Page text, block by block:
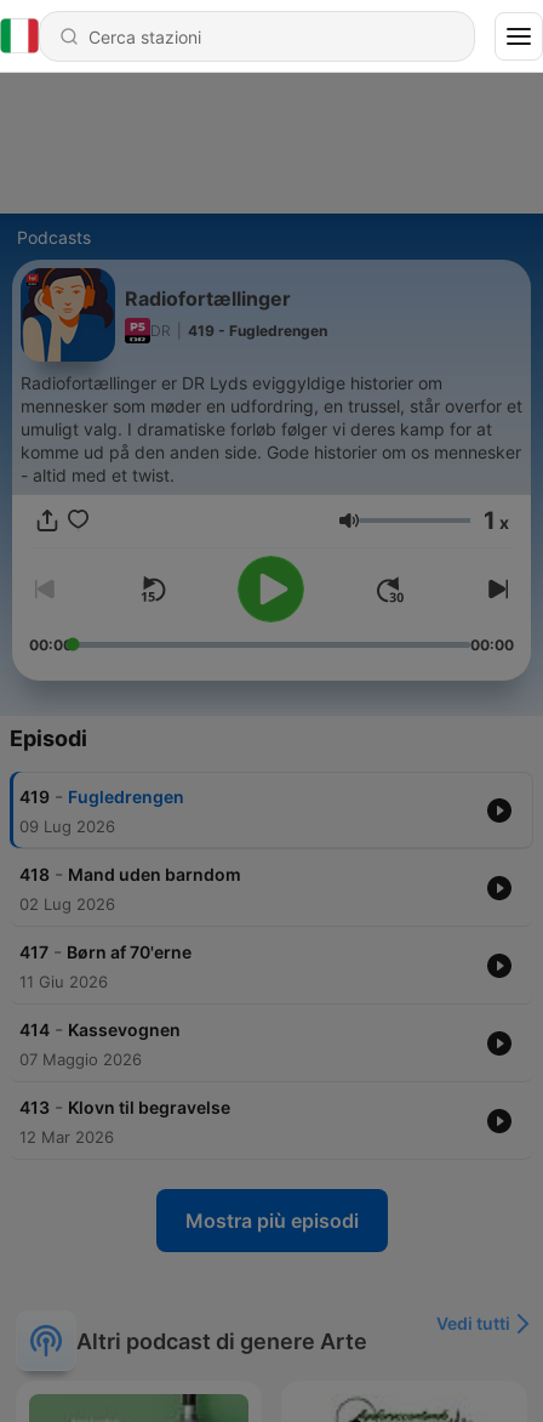
Podcasts
Radiofortællinger
DR 419 - Fugledrengen
Radiofortællinger er DR Lyds eviggyldige historier om
mennesker som møder en udfordring, en trussel, står overfor et
umuligt valg. I dramatiske forløb følger vi deres kamp for at
komme ud på den anden side. Gode historier om os mennesker
- altid med et twist.
Volume 1 x
00:00 00:00
Episodi
419 - Fugledrengen
09 Lug 2026
418 - Mand uden barndom
02 Lug 2026
417 - Børn af 70'erne
11 Giu 2026
414 - Kassevognen
07 Maggio 2026
413 - Klovn til begravelse
12 Mar 2026
Mostra più episodi
Altri podcast di genere Arte
Vedi tutti